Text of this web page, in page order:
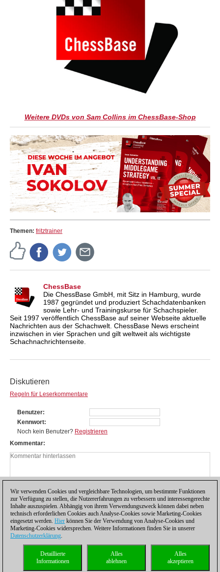
Weitere DVDs von Sam Collins im ChessBase-Shop
Themen: fritztrainer
ChessBase
Die ChessBase GmbH, mit Sitz in Hamburg, wurde
1987 gegründet und produziert Schachdatenbanken
sowie Lehr- und Trainingskurse für Schachspieler.
Seit 1997 veröffentlich ChessBase auf seiner Webseite aktuelle
Nachrichten aus der Schachwelt. ChessBase News erscheint
inzwischen in vier Sprachen und gilt weltweit als wichtigste
Schachnachrichtenseite.
Diskutieren
Regeln für Leserkommentare
Benutzer
Kennwort
Noch kein Benutzer? Registrieren
Kommentar
Datenschutzhinweis| Kontakt| |Lizenzen
Compliance Hotline|
Wir verwenden Cookies und vergleichbare Technologien, um bestimmte Funktionen
zur Verfügung zu stellen, die Nutzererfahrungen zu verbessern und interessengerechte
Inhalte auszuspielen. Abhängig von ihrem Verwendungszweck können dabei neben
technisch erforderlichen Cookies auch Analyse-Cookies sowie Marketing-Cookies
eingesetzt werden. Hier können Sie der Verwendung von Analyse-Cookies und
Marketing-Cookies widersprechen. Weitere Informationen finden Sie in unserer
Datenschutzerklärung.
Alles
akzeptieren
Alles
ablehnen
Detaillierte
Informationen